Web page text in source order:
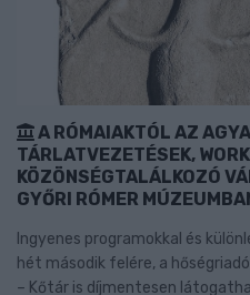
A RÓMAIAKTÓL AZ
TÁRLATVEZETÉSEK,
KÖZÖNSÉGTALÁLKOZÓ
GYŐRI RÓMER
Ingyenes programokkal és
hét második felére, a
– Kőtár is díjmentesen